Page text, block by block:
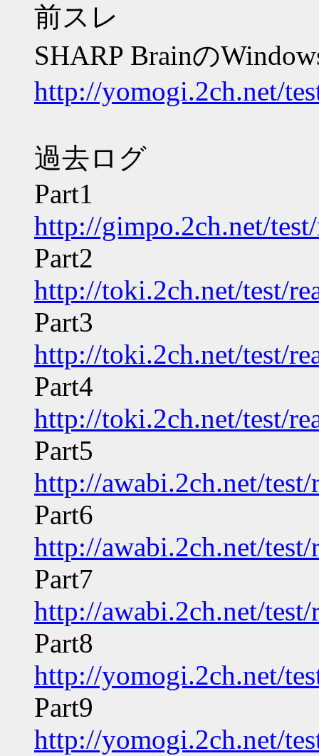
前スレ
SHARP Brainの
http://yomogi.2ch.net/
過去ログ
Part1
http://gimpo.2ch.net/
Part2
http://toki.2ch.net/test/
Part3
http://toki.2ch.net/test/
Part4
http://toki.2ch.net/test/
Part5
http://awabi.2ch.net/
Part6
http://awabi.2ch.net/
Part7
http://awabi.2ch.net/
Part8
http://yomogi.2ch.net/
Part9
http://yomogi.2ch.net/